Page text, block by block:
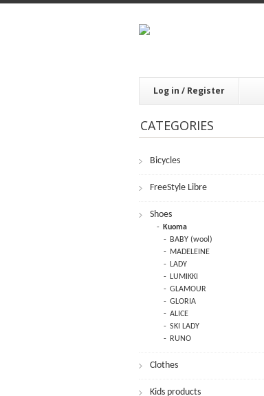
Log in / Register
CATEGORIES
Bicycles
FrееStylе Librе
Shoes
Kuoma
BABY (wool)
MADELEINE
LADY
LUMIKKI
GLAMOUR
GLORIA
ALICE
SKI LADY
RUNO
Clothes
Kids products